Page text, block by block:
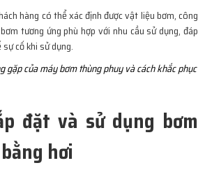
hàng có thể xác định được vật liệu bơm, công
tương ứng phù hợp với nhu cầu sử dụng, đáp
cố khi sử dụng.
gặp của máy bơm thùng phuy và cách khắc phục
đặt và sử dụng bơm
hơi